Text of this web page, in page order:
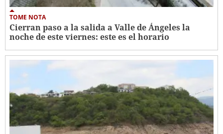
TOME NOTA
Cierran paso a la salida a Valle de Ángeles la
noche de este viernes: este es el horario